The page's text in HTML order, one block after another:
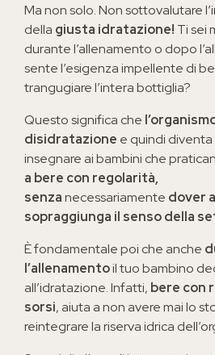
Ma non solo. Non sottovalutare
della giusta idratazione! Ti sei
durante l’allenamento o dopo
sente l’esigenza impellente di
trangugiare l’intera bottiglia?
Questo significa che
disidratazione e quindi
insegnare ai bambini che
a bere con regolarità,
senzanecessariamente dover
sopraggiunga il senso della
È fondamentale poi che anche
l’allenamentoil tuo bambino
all’idratazione. Infatti, bere con
sorsi, aiuta a non avere mai lo
reintegrare la riserva idrica